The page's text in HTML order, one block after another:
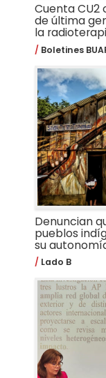
Cuenta CU2
de última
la
Boletines
Denuncian
pueblos
su
Lado B